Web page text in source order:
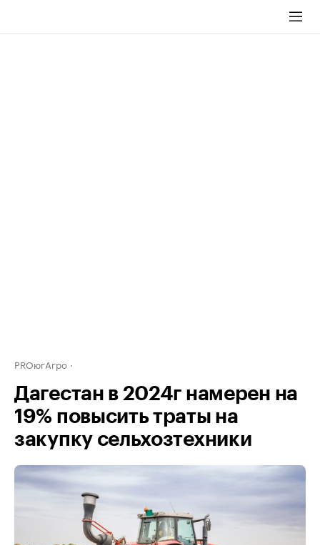
PROюгАгро
Дагестан в 2024г намерен на
19% повысить траты на
закупку сельхозтехники